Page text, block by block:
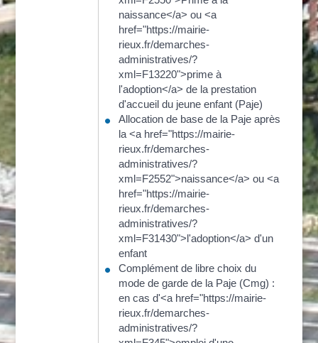
naissance</a> ou <a
href="https://mairie-
rieux.fr/demarches-
administratives/?
xml=F13220">prime à
l'adoption</a> de la prestation
d'accueil du jeune enfant (Paje)
Allocation de base de la Paje après
la <a href="https://mairie-
rieux.fr/demarches-
administratives/?
xml=F2552">naissance</a> ou <a
href="https://mairie-
rieux.fr/demarches-
administratives/?
xml=F31430">l'adoption</a> d'un
enfant
Complément de libre choix du
mode de garde de la Paje (Cmg) :
en cas d'<a href="https://mairie-
rieux.fr/demarches-
administratives/?